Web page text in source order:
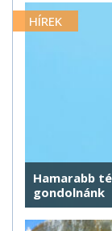
HÍREK
Hamarabb
gondolnánk